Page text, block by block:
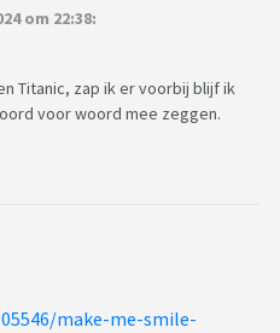
om 22:38:
Titanic, zap ik er voorbij blijf ik
voor woord mee zeggen.
make-me-smile-